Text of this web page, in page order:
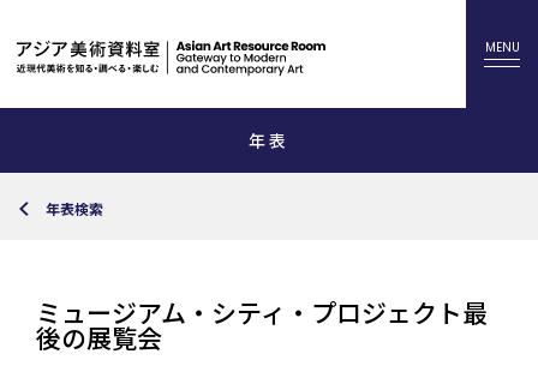
年表
年表検索
ミュージアム・シティ・プロジェクト最
後の展覧会